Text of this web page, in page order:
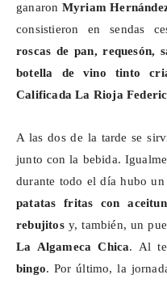
ganaron Myriam
consistieron en sendas
roscas de pan, requesón,
botella de vino tinto
Calificada La Rioja
A las dos de la tarde se
junto con la bebida.
durante todo el día hubo
patatas fritas con
rebujitosy, también, un
La Algameca Chica. Al
bingo. Por último, la